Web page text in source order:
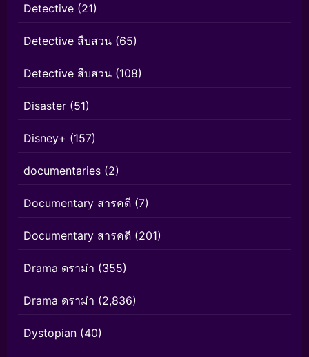
Detective (21)
Detective สืบสวน (65)
Detective สืบสวน (108)
Disaster (51)
Disney+ (157)
documentaries (2)
Documentary สารคดี (7)
Documentary สารคดี (201)
Drama ดราม่า (355)
Drama ดราม่า (2,836)
Dystopian (40)